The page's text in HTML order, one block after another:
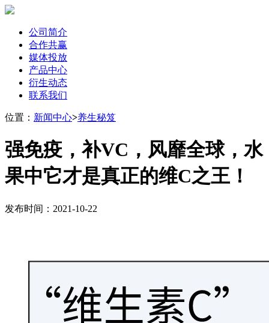
公司简介
合作共赢
媒体投放
产品中心
衍生动态
联系我们
位置： 新闻中心>养生秘笈
强免疫，补VC，风靡全球，水
果中它才是真正的维C之王！
发布时间：2021-10-22